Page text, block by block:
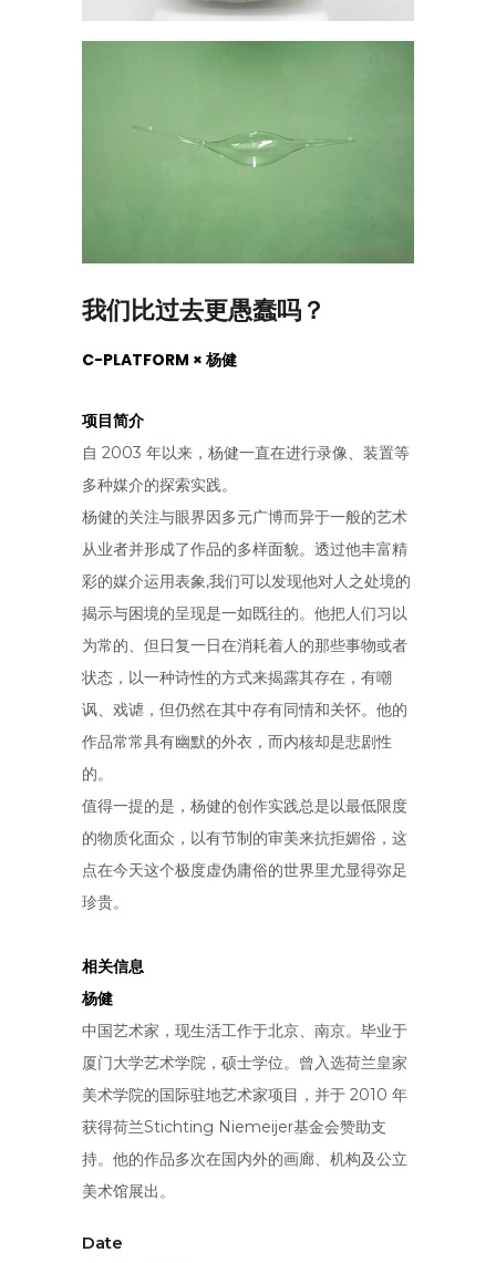
我们比过去更愚蠢吗？
C-PLATFORM × 杨健
项目简介
自 2003 年以来，杨健一直在进行录像、装置等
多种媒介的探索实践。
杨健的关注与眼界因多元广博而异于一般的艺术
从业者并形成了作品的多样面貌。透过他丰富精
彩的媒介运用表象,我们可以发现他对人之处境的
揭示与困境的呈现是一如既往的。他把人们习以
为常的、但日复一日在消耗着人的那些事物或者
状态，以一种诗性的方式来揭露其存在，有嘲
讽、戏谑，但仍然在其中存有同情和关怀。他的
作品常常具有幽默的外衣，而内核却是悲剧性
的。
值得一提的是，杨健的创作实践总是以最低限度
的物质化面众，以有节制的审美来抗拒媚俗，这
点在今天这个极度虚伪庸俗的世界里尤显得弥足
珍贵。
相关信息
杨健
中国艺术家，现生活工作于北京、南京。毕业于
厦门大学艺术学院，硕士学位。曾入选荷兰皇家
美术学院的国际驻地艺术家项目，并于 2010 年
获得荷兰Stichting Niemeijer基金会赞助支
持。他的作品多次在国内外的画廊、机构及公立
美术馆展出。
Date